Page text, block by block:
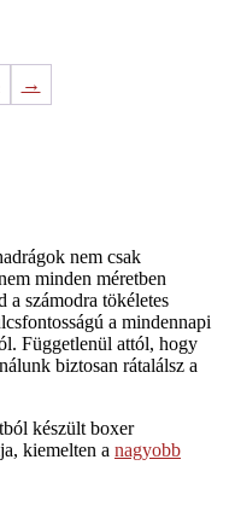
→
nem csak
minden méretben
a számodra tökéletes
a mindennapi
Függetlenül attól, hogy
biztosan rátalálsz a
készült boxer
kiemelten a nagyobb